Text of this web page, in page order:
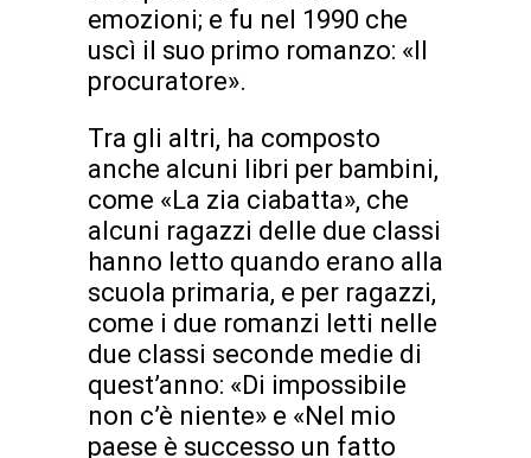
emozioni; e fu nel 1990 che
uscì il suo primo romanzo: «Il
procuratore».
Tra gli altri, ha composto
anche alcuni libri per bambini,
come «La zia ciabatta», che
alcuni ragazzi delle due classi
hanno letto quando erano alla
scuola primaria, e per ragazzi,
come i due romanzi letti nelle
due classi seconde medie di
quest’anno: «Di impossibile
non c’è niente» e «Nel mio
paese è successo un fatto